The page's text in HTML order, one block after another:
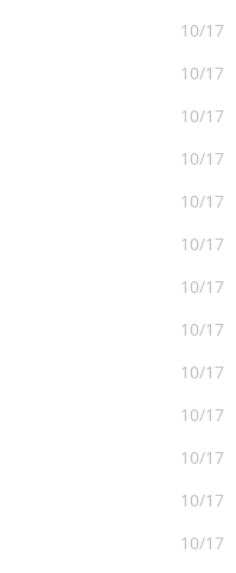
10/17
10/17
10/17
10/17
10/17
10/17
10/17
10/17
10/17
10/17
10/17
10/17
10/17